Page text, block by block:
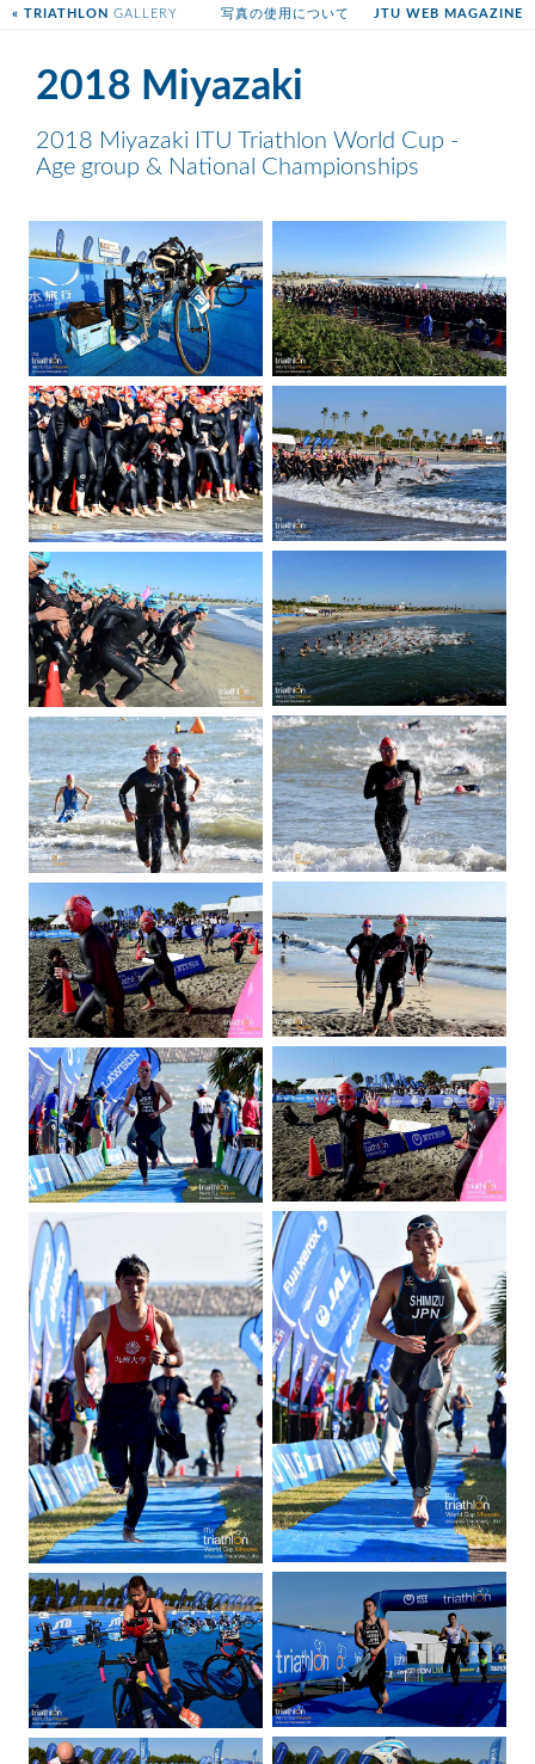
« TRIATHLON GALLERY 写真の使用について JTU WEB MAGAZINE
2018 Miyazaki
2018 Miyazaki ITU Triathlon World Cup -
Age group & National Championships